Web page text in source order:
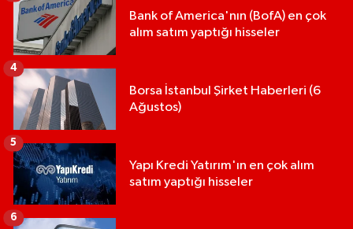
Bank of America'nın (BofA) en çok
alım satım yaptığı hisseler
Borsa İstanbul Şirket Haberleri (6
Ağustos)
4
Yapı Kredi Yatırım'ın en çok alım
satım yaptığı hisseler
5
6